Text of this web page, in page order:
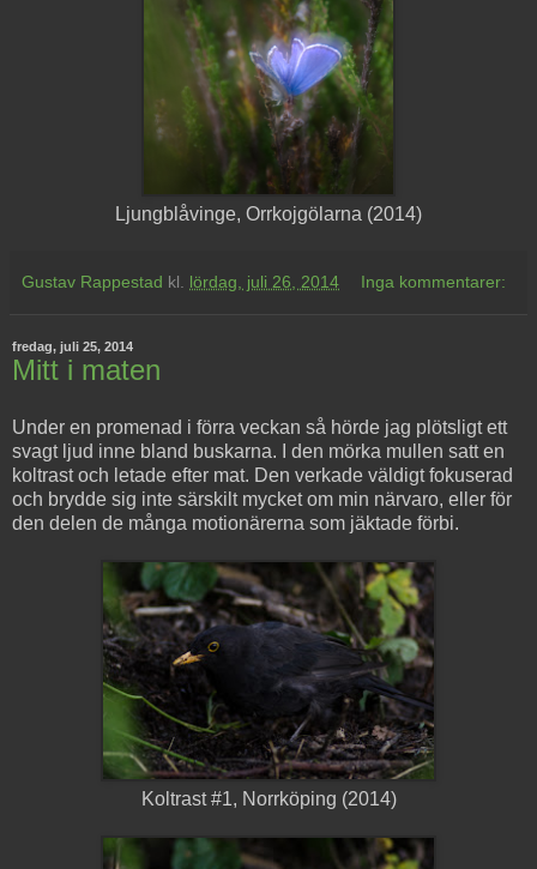
Ljungblåvinge, Orrkojgölarna (2014)
Gustav Rappestad kl. lördag, juli 26, 2014 Inga kommentarer:
fredag, juli 25, 2014
Mitt i maten
Under en promenad i förra veckan så hörde jag plötsligt ett
svagt ljud inne bland buskarna. I den mörka mullen satt en
koltrast och letade efter mat. Den verkade väldigt fokuserad
och brydde sig inte särskilt mycket om min närvaro, eller för
den delen de många motionärerna som jäktade förbi.
Koltrast #1, Norrköping (2014)